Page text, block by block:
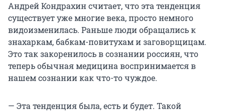
Андрей Кондрахин считает, что эта тенденция
существует уже многие века, просто немного
видоизменилась. Раньше люди обращались к
знахаркам, бабкам-повитухам и заговорщицам.
Это так закоренилось в сознании россиян, что
теперь обычная медицина воспринимается в
нашем сознании как что-то чуждое.
— Эта тенденция была, есть и будет. Такой